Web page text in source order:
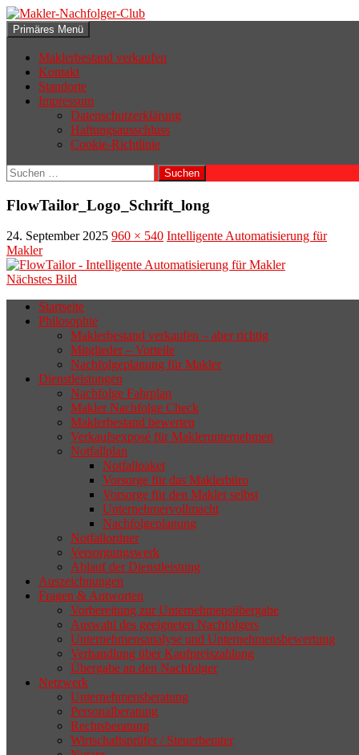
Zum
Inhalt
springen
Makler-Nachfolger-Club
Suchen
Primäres Menü
Maklerbestand verkaufen
Kontakt
Standorte
Impressum
Datenschutzerklärung
Haftungsausschluss
Cookie-Richtlinie
Suchen
nach:
FlowTailor_Logo_Schrift_long
24. September 2025 960 × 540 Intelligente Automatisierung für
Makler
Nächstes Bild
Wenn sich der Makler oder Inhaber
zurückziehen möchte, aber keinen
geeigneten Nachfolger findet, droht nicht
selten die Geschäftsaufgabe.
Startseite
Philosophie
Maklerbestand verkaufen – aber richtig
Mitglieder – Vorteile
Nachfolgeplanung für Makler
Dienstleistungen
Nachfolge Fahrplan
Makler Nachfolge Check
Maklerbestand bewerten
Verkaufsexposé für Maklerunternehmen
Notfallplan
Notfallpaket
Vorsorge für das Maklerbüro
Vorsorge für den Makler selbst
Unternehmervollmacht
Nachfolgeplanung
Notfallordner
Versorgungswerk
Ablauf der Dienstleistung
Auszeichnungen
Fragen & Antworten
Vorbereitung zur Unternehmensübergabe
Auswahl des geeigneten Nachfolgers
Unternehmensanalyse und Unternehmensbewertung
Verhandlung über Kaufpreiszahlung
Übergabe an den Nachfolger
Netzwerk
Unternehmensberatung
Personalberatung
Rechtsberatung
Wirtschaftsprüfer / Steuerberater